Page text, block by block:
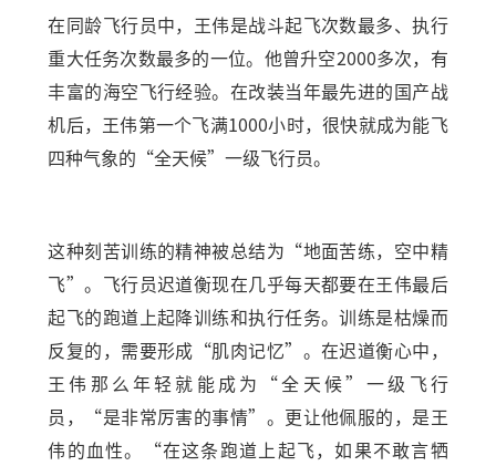
在同龄飞行员中，王伟是战斗起飞次数最多、执行
重大任务次数最多的一位。他曾升空2000多次，有
丰富的海空飞行经验。在改装当年最先进的国产战
机后，王伟第一个飞满1000小时，很快就成为能飞
四种气象的“全天候”一级飞行员。
这种刻苦训练的精神被总结为“地面苦练，空中精
飞”。飞行员迟道衡现在几乎每天都要在王伟最后
起飞的跑道上起降训练和执行任务。训练是枯燥而
反复的，需要形成“肌肉记忆”。在迟道衡心中，
王伟那么年轻就能成为“全天候”一级飞行
员，“是非常厉害的事情”。更让他佩服的，是王
伟的血性。“在这条跑道上起飞，如果不敢言牺